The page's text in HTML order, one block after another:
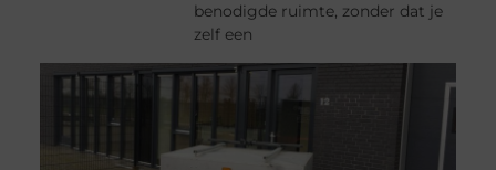
benodigde ruimte, zonder dat je
zelf een